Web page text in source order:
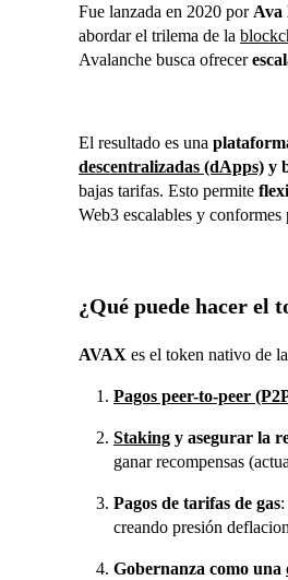
Fue lanzada en 2020 por Ava
abordar el trilema de la
Avalanche busca ofrecer
El resultado es una
descentralizadas (dApps) y
bajas tarifas. Esto permite
Web3 escalables y conformes
¿Qué puede hacer el
AVAX es el token nativo de
Pagos peer-to-peer
Staking y asegurar la
ganar recompensas
Pagos de tarifas de gas
creando presión
Gobernanza como una